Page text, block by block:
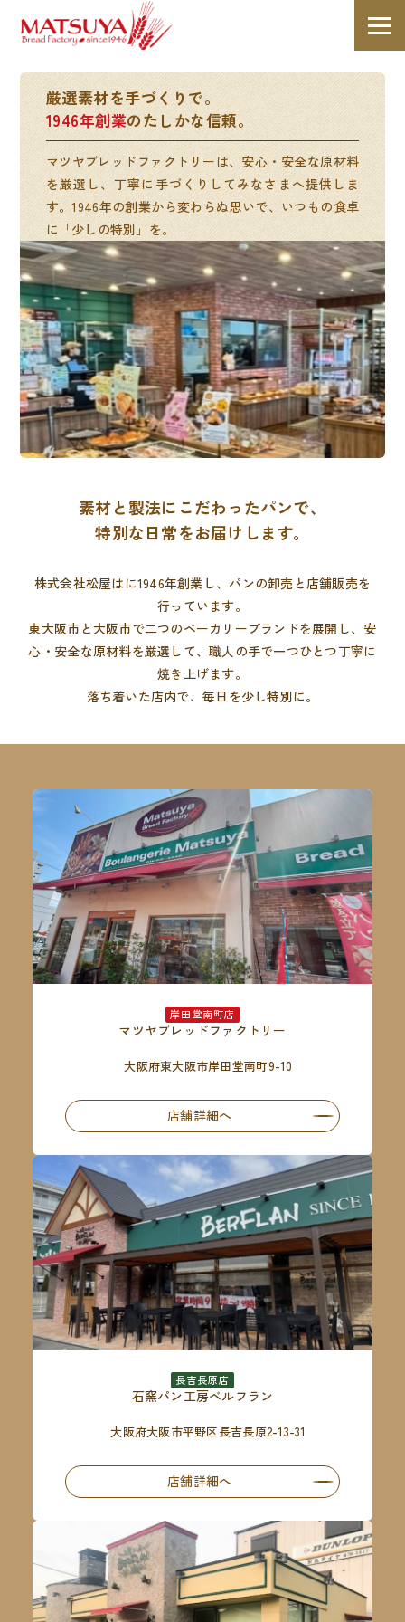
厳選素材を手づくりで。
1946年創業のたしかな信頼。
マツヤブレッドファクトリーは、安心・安全な原材料
を厳選し、丁寧に手づくりしてみなさまへ提供しま
す。1946年の創業から変わらぬ思いで、いつもの食卓
に「少しの特別」を。
素材と製法にこだわったパンで、
特別な日常をお届けします。
株式会社松屋はに1946年創業し、パンの卸売と店舗販売を
行っています。
東大阪市と大阪市で二つのベーカリーブランドを展開し、 安
心・安全な原材料を厳選して、職人の手で一つひとつ丁寧に
焼き上げます。
落ち着いた店内で、毎日を少し特別に。
岸田堂南町店
マツヤブレッドファクトリー
大阪府東大阪市岸田堂南町9-10
店舗詳細へ
長吉長原店
石窯パン工房ベルフラン
大阪府大阪市平野区長吉長原2-13-31
店舗詳細へ